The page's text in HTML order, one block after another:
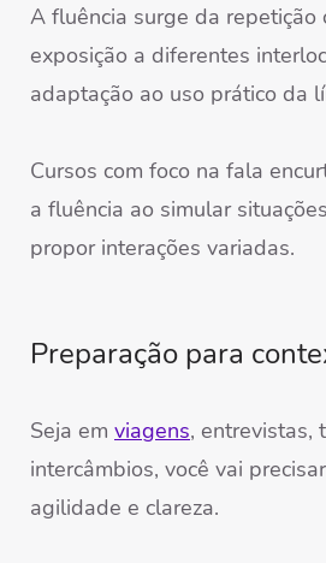
A fluência surge da repetição
exposição a diferentes
adaptação ao uso prático da
Cursos com foco na fala
a fluência ao simular
propor interações variadas.
Preparação para
Seja em viagens, entrevistas,
intercâmbios, você vai
agilidade e clareza.